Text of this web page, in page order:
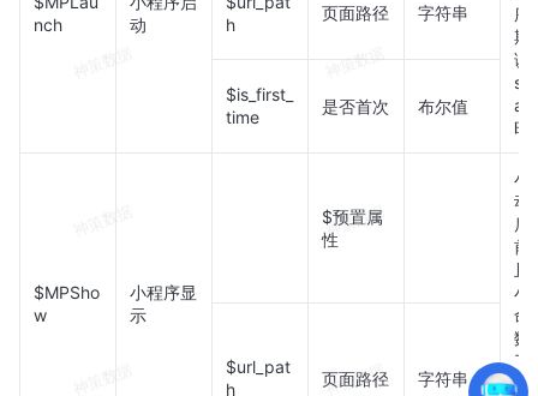
nch
动
序
期
调
时
h
页面路径 字符串
$is_first_
time
是否首次 布尔值
$MPSho
w
小程序显
示
$预置属
性
小
动
后
前
且
小
命
数
了
$url_pat
h
页面路径 字符串